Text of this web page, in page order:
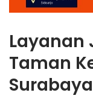
Layanan
Taman